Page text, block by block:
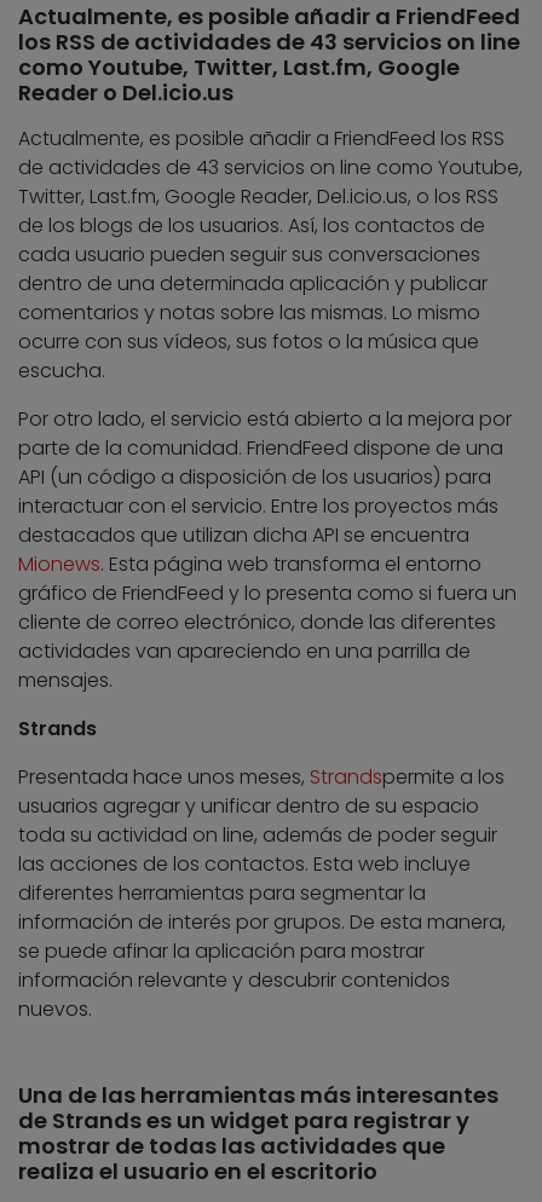
Actualmente, es posible añadir a FriendFeed
los RSS de actividades de 43 servicios on line
como Youtube, Twitter, Last.fm, Google
Reader o Del.icio.us
Actualmente, es posible añadir a FriendFeed los RSS
de actividades de 43 servicios on line como Youtube,
Twitter, Last.fm, Google Reader, Del.icio.us, o los RSS
de los blogs de los usuarios. Así, los contactos de
cada usuario pueden seguir sus conversaciones
dentro de una determinada aplicación y publicar
comentarios y notas sobre las mismas. Lo mismo
ocurre con sus vídeos, sus fotos o la música que
escucha.
Por otro lado, el servicio está abierto a la mejora por
parte de la comunidad. FriendFeed dispone de una
API (un código a disposición de los usuarios) para
interactuar con el servicio. Entre los proyectos más
destacados que utilizan dicha API se encuentra
Mionews. Esta página web transforma el entorno
gráfico de FriendFeed y lo presenta como si fuera un
cliente de correo electrónico, donde las diferentes
actividades van apareciendo en una parrilla de
mensajes.
Strands
Presentada hace unos meses, Strandspermite a los
usuarios agregar y unificar dentro de su espacio
toda su actividad on line, además de poder seguir
las acciones de los contactos. Esta web incluye
diferentes herramientas para segmentar la
información de interés por grupos. De esta manera,
se puede afinar la aplicación para mostrar
información relevante y descubrir contenidos
nuevos.
Una de las herramientas más interesantes
de Strands es un widget para registrar y
mostrar de todas las actividades que
realiza el usuario en el escritorio